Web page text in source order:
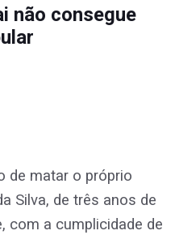
não consegue
de matar o próprio
Silva, de três anos de
com a cumplicidade de